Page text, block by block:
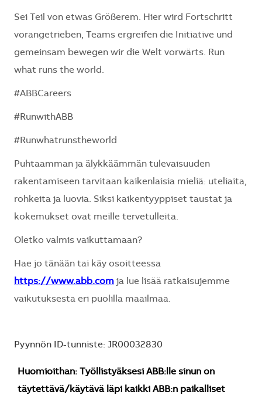
Sei Teil von etwas Größerem. Hier wird Fortschritt
vorangetrieben, Teams ergreifen die Initiative und
gemeinsam bewegen wir die Welt vorwärts. Run
what runs the world.
#ABBCareers
#RunwithABB
#Runwhatrunstheworld
Puhtaamman ja älykkäämmän tulevaisuuden
rakentamiseen tarvitaan kaikenlaisia mieliä: uteliaita,
rohkeita ja luovia. Siksi kaikentyyppiset taustat ja
kokemukset ovat meille tervetulleita.
Oletko valmis vaikuttamaan?
Hae jo tänään tai käy osoitteessa
https://www.abb.com ja lue lisää ratkaisujemme
vaikutuksesta eri puolilla maailmaa.
Pyynnön ID-tunniste: JR00032830
Huomioithan: Työllistyäksesi ABB:lle sinun on
täytettävä/käytävä läpi kaikki ABB:n paikalliset